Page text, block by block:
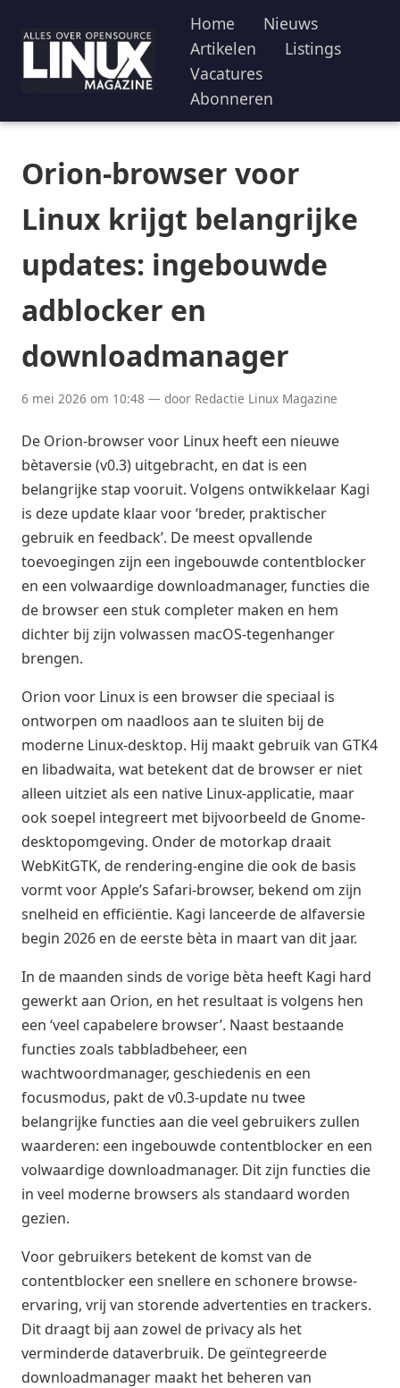
Home
Nieuws
Artikelen
Listings
Vacatures
Abonneren
Orion-browser voor
Linux krijgt belangrijke
updates: ingebouwde
adblocker en
downloadmanager
6 mei 2026 om 10:48 — door Redactie Linux Magazine
De Orion-browser voor Linux heeft een nieuwe
bètaversie (v0.3) uitgebracht, en dat is een
belangrijke stap vooruit. Volgens ontwikkelaar Kagi
is deze update klaar voor ‘breder, praktischer
gebruik en feedback’. De meest opvallende
toevoegingen zijn een ingebouwde contentblocker
en een volwaardige downloadmanager, functies die
de browser een stuk completer maken en hem
dichter bij zijn volwassen macOS-tegenhanger
brengen.
Orion voor Linux is een browser die speciaal is
ontworpen om naadloos aan te sluiten bij de
moderne Linux-desktop. Hij maakt gebruik van GTK4
en libadwaita, wat betekent dat de browser er niet
alleen uitziet als een native Linux-applicatie, maar
ook soepel integreert met bijvoorbeeld de Gnome-
desktopomgeving. Onder de motorkap draait
WebKitGTK, de rendering-engine die ook de basis
vormt voor Apple’s Safari-browser, bekend om zijn
snelheid en efficiëntie. Kagi lanceerde de alfaversie
begin 2026 en de eerste bèta in maart van dit jaar.
In de maanden sinds de vorige bèta heeft Kagi hard
gewerkt aan Orion, en het resultaat is volgens hen
een ‘veel capabelere browser’. Naast bestaande
functies zoals tabbladbeheer, een
wachtwoordmanager, geschiedenis en een
focusmodus, pakt de v0.3-update nu twee
belangrijke functies aan die veel gebruikers zullen
waarderen: een ingebouwde contentblocker en een
volwaardige downloadmanager. Dit zijn functies die
in veel moderne browsers als standaard worden
gezien.
Voor gebruikers betekent de komst van de
contentblocker een snellere en schonere browse-
ervaring, vrij van storende advertenties en trackers.
Dit draagt bij aan zowel de privacy als het
verminderde dataverbruik. De geïntegreerde
downloadmanager maakt het beheren van